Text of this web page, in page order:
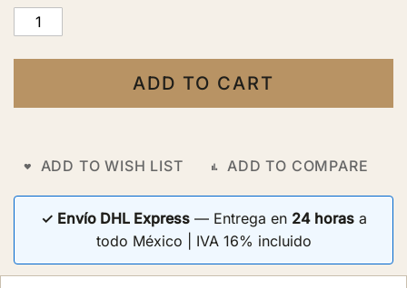
ADD TO CART
ADD TO WISH LIST ADD TO COMPARE
✓ Envío DHL Express— Entrega en 24 horasa
todo México | IVA 16% incluido